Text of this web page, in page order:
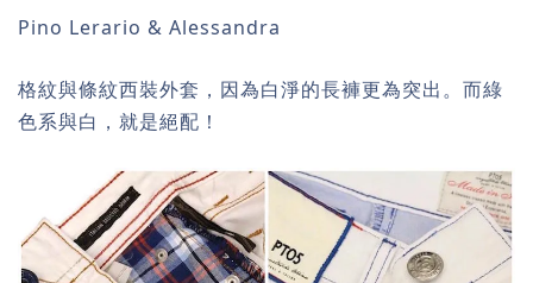
Pino Lerario & Alessandra
格紋與條紋西裝外套，因為白淨的長褲更為突出。而綠
色系與白，就是絕配！